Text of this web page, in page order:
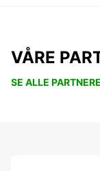
VÅRE
SE ALLE PARTNERE